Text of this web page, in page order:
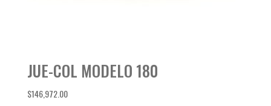
JUE-COL MODELO 180
$146,972.00